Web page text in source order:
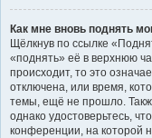
Как мне вновь поднять
Щёлкнув по ссылке
«поднять» её в верхнюю
происходит, то это
отключена, или время,
темы, ещё не прошло.
однако удостоверьтесь,
конференции, на которой